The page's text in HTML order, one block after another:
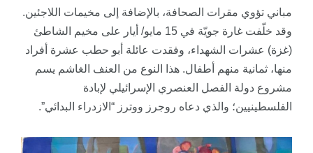
مباني تؤوي مقرات الصحافة، بالإضافة إلى مخيمات اللاجئين.
وقد خلّفت غارة جويّة
في 15 مايو/ أيار على مخيم الشاطئ
(غزة) عشرات الشهداء، وفقدت عائلة أبو حطب عشرة أفراد
منها، ثمانية منهم أطفال. هذا النوع من العنف الغاشم يسم
مشروع دولة الفصل العنصري الإسرائيلي لإبادة
الفلسطينيين؛ والذي دعاه روجرز ووترز “الازدراء البدائي”.